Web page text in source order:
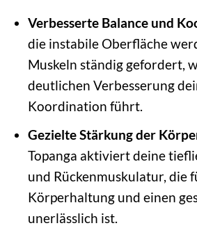
Verbesserte Balance und
die instabile Oberfläche
Muskeln ständig gefordert,
deutlichen Verbesserung
Koordination führt.
Gezielte Stärkung der
Topanga aktiviert deine
und Rückenmuskulatur, die
Körperhaltung und einen
unerlässlich ist.